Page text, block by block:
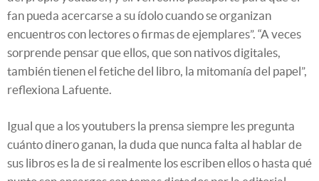
fan pueda acercarse a su ídolo cuando se organizan
encuentros con lectores o firmas de ejemplares”. “A veces
sorprende pensar que ellos, que son nativos digitales,
también tienen el fetiche del libro, la mitomanía del papel”,
reflexiona Lafuente.
Igual que a los youtubers la prensa siempre les pregunta
cuánto dinero ganan, la duda que nunca falta al hablar de
sus libros es la de si realmente los escriben ellos o hasta qué